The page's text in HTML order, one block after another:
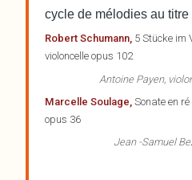
cycle de mélodies au
Robert Schumann, 5 Stücke im
violoncelle opus 102
Antoine Payen,
Marcelle Soulage, Sonate en
opus 36
Jean -Samuel